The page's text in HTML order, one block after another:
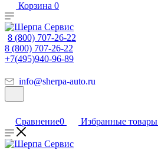
Корзина 0
8 (800) 707-26-22
8 (800) 707-26-22
+7(495)940-96-89
info@sherpa-auto.ru
Сравнение0 Избранные товары